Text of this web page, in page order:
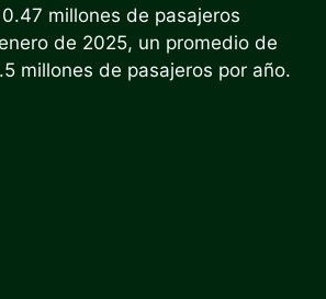
millones de pasajeros
de 2025, un promedio de
millones de pasajeros por año.